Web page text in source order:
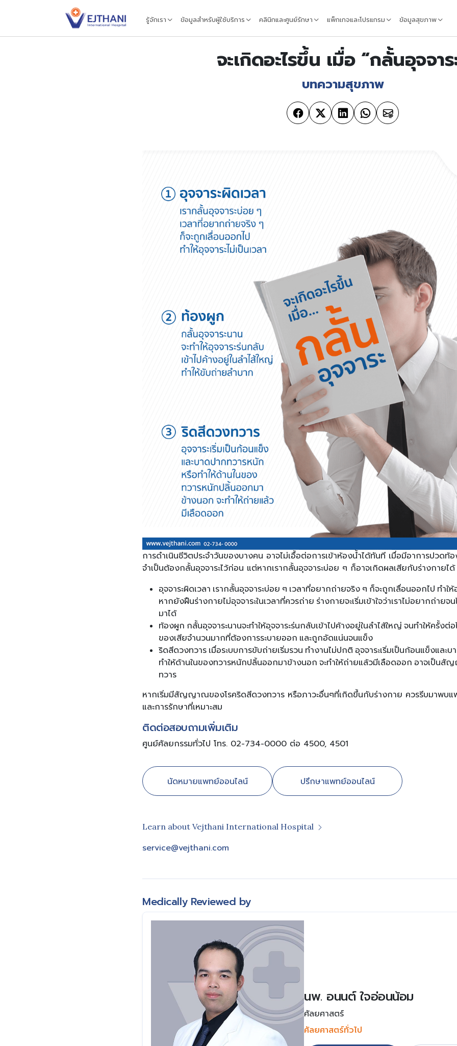
รู้จักเรา ข้อมูลสำหรับผู้ใช้บริการ คลินิกและศูนย์รักษา แพ็กเกจและโปรแกรม ข้อมูลสุขภาพ
จะเกิดอะไรขึ้น เมื่อ “กลั้นอุจจาร
บทความสุขภาพ
การดำเนินชีวิตประจำวันของบางคน อาจไม่เอื้อต่อการเข้าห้องน้ำได้ทันที เมื่อมีอาการปวดท้
จำเป็นต้องกลั้นอุจจาระไว้ก่อน แต่หากเรากลั้นอุจจาระบ่อย ๆ ก็อาจเกิดผลเสียกับร่างกายได้
อุจจาระผิดเวลา เรากลั้นอุจจาระบ่อย ๆ เวลาที่อยากถ่ายจริง ๆ ก็จะถูกเลื่อนออกไป ทำให้อุ
หากยังฝืนร่างกายไม่อุจจาระในเวลาที่ควรถ่าย ร่างกายจะเริ่มเข้าใจว่าเราไม่อยากถ่ายจ
มาได้
ท้องผูก กลั้นอุจจาระนานจะทำให้อุจจาระร่นกลับเข้าไปค้างอยู่ในลำไส้ใหญ่ จนทำให้ครั้งต่
ของเสียจำนวนมากที่ต้องการระบายออก และถูกอัดแน่นจนแข็ง
ริดสีดวงทวาร เมื่อระบบการขับถ่ายเริ่มรวน ทำงานไม่ปกติ อุจจาระเริ่มเป็นก้อนแข็งและ
ทำให้ด้านในของทวารหนักปลิ้นออกมาข้างนอก จะทำให้ถ่ายแล้วมีเลือดออก อาจเป็น
ทวาร
หากเริ่มมีสัญญาณของโรคริดสีดวงทวาร หรือภาวะอื่นๆที่เกิดขึ้นกับร่างกาย ควรรีบมาพบแ
และการรักษาที่เหมาะสม
ติดต่อสอบถามเพิ่มเติม
ศูนย์ศัลยกรรมทั่วไป โทร. 02-734-0000 ต่อ 4500, 4501
นัดหมายแพทย์ออนไลน์ ปรึกษาแพทย์ออนไลน์
Learn about Vejthani International Hospital
service@vejthani.com
Medically Reviewed by
นพ. อนนต์ ใจอ่อนน้อม
ศัลยศาสตร์
ศัลยศาสตร์ทั่วไป